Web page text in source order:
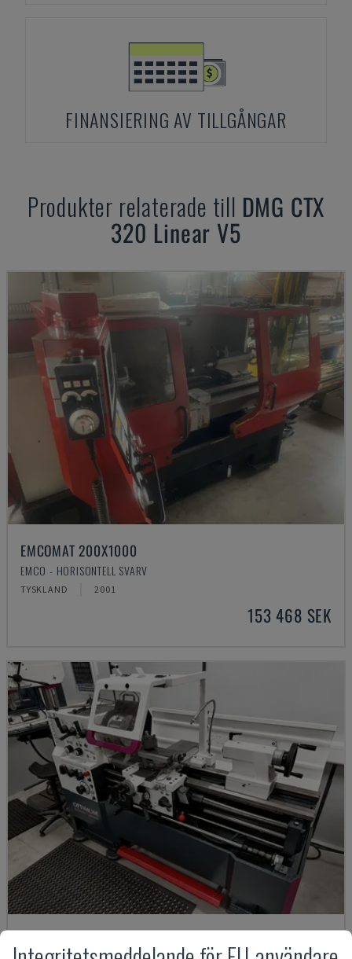
FINANSIERING AV TILLGÅNGAR
Produkter relaterade till DMG CTX
320 Linear V5
EMCOMAT 200X1000
EMCO - HORISONTELL SVARV
TYSKLAND 2001
153 468 SEK